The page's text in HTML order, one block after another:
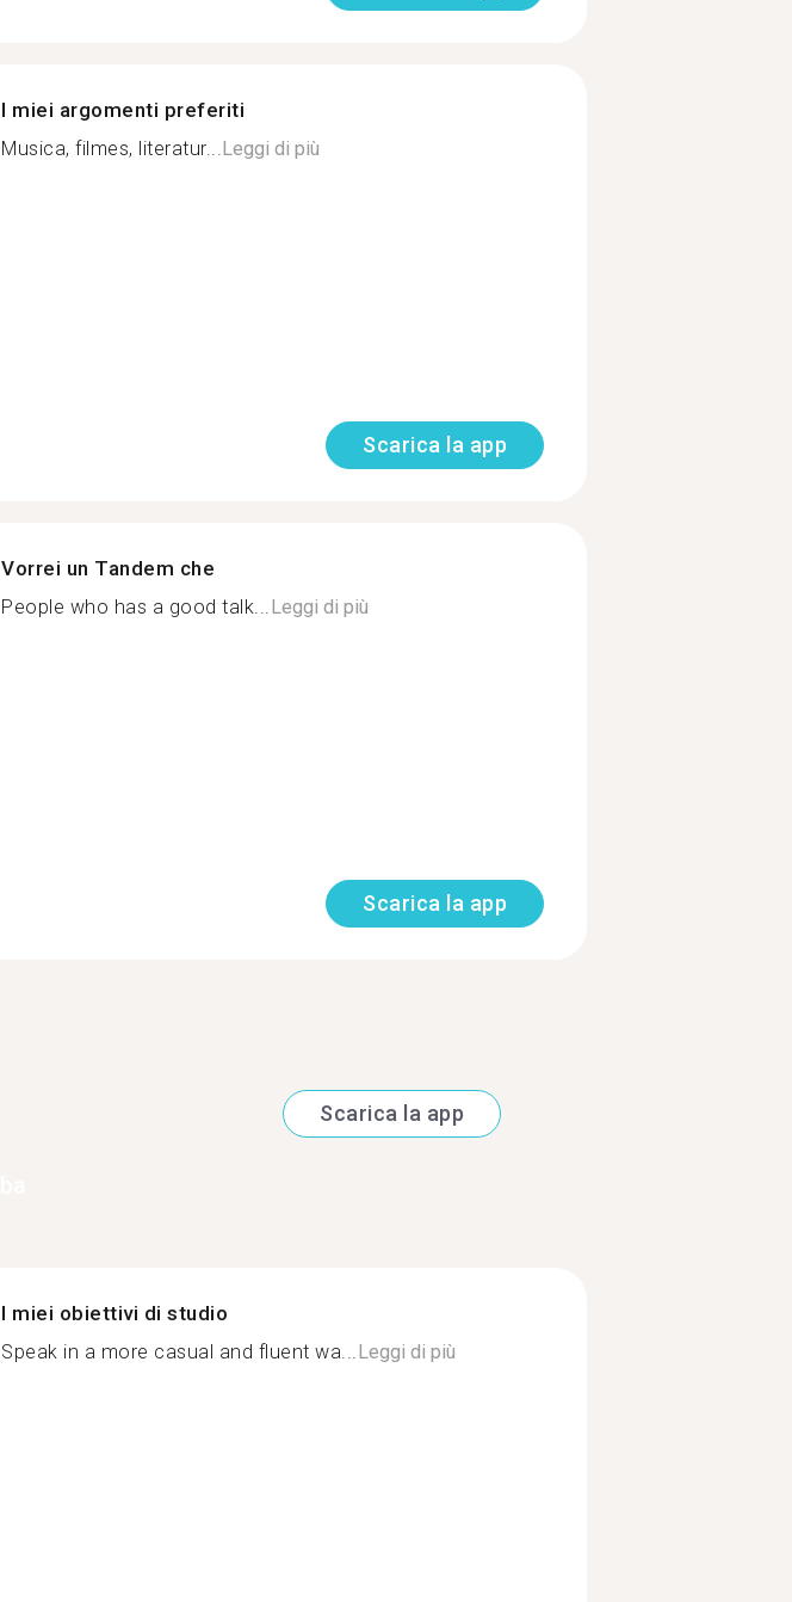
I miei argomenti preferiti
Musica, filmes, literatur...Leggi di più
Scarica la app
Vorrei un Tandem che
People who has a good talk...Leggi di più
Scarica la app
Scarica la app
I miei obiettivi di studio
Speak in a more casual and fluent wa... Leggi di più